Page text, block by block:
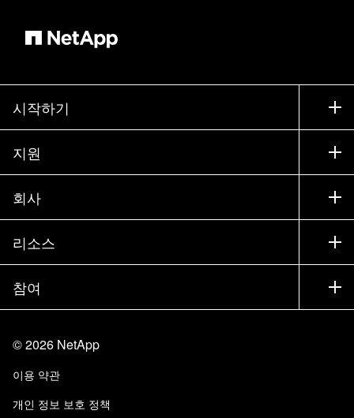
시작하기
구입 방법
세일즈 팀 연락처
파트너 찾기
경영진 브리핑
제품 소개
지원
지원
교육
설명서
커뮤니티
알아보기
회사
회사
파트너
채용
Trust Center
책임 및 지속가능성
품질 인증
리소스
뉴스룸
이벤트
블로그
고객 경험
고객 사례
참여
사이트 피드백
액세스 가능성
이메일 구독
©2026 NetApp
이용 약관
개인 정보 보호 정책